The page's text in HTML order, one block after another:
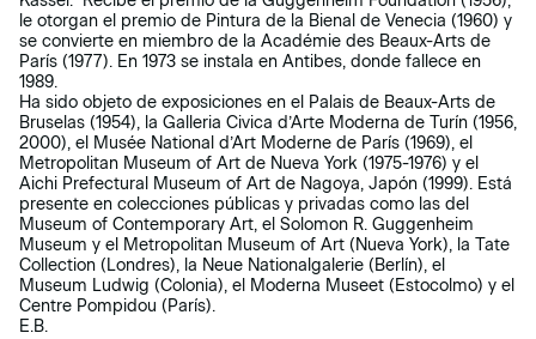
le otorgan el premio de Pintura de la Bienal de Venecia (1960) y
se convierte en miembro de la Académie des Beaux-Arts de
París (1977). En 1973 se instala en Antibes, donde fallece en
1989.
Ha sido objeto de exposiciones en el Palais de Beaux-Arts de
Bruselas (1954), la Galleria Civica d’Arte Moderna de Turín (1956,
2000), el Musée National d’Art Moderne de París (1969), el
Metropolitan Museum of Art de Nueva York (1975-1976) y el
Aichi Prefectural Museum of Art de Nagoya, Japón (1999). Está
presente en colecciones públicas y privadas como las del
Museum of Contemporary Art, el Solomon R. Guggenheim
Museum y el Metropolitan Museum of Art (Nueva York), la Tate
Collection (Londres), la Neue Nationalgalerie (Berlín), el
Museum Ludwig (Colonia), el Moderna Museet (Estocolmo) y el
Centre Pompidou (París).
E.B.